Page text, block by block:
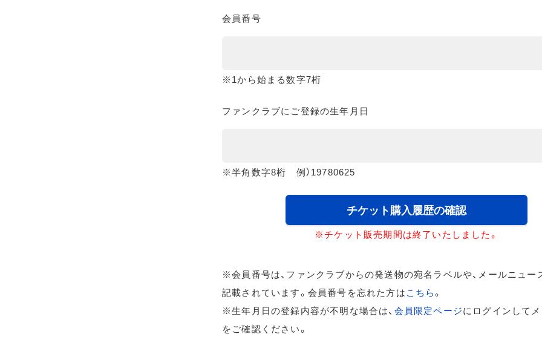
会員番号
※1から始まる数字7桁
ファンクラブにご登録の生年月日
※半角数字8桁 例）19780625
チケット購入履歴の確認
※チケット販売期間は終了いたしました。
※会員番号は、ファンクラブからの発送物の宛名ラベルや、メールニュー
記載されています。会員番号を忘れた方はこちら。
※生年月日の登録内容が不明な場合は、 会員限定ページにログインして
をご確認ください。